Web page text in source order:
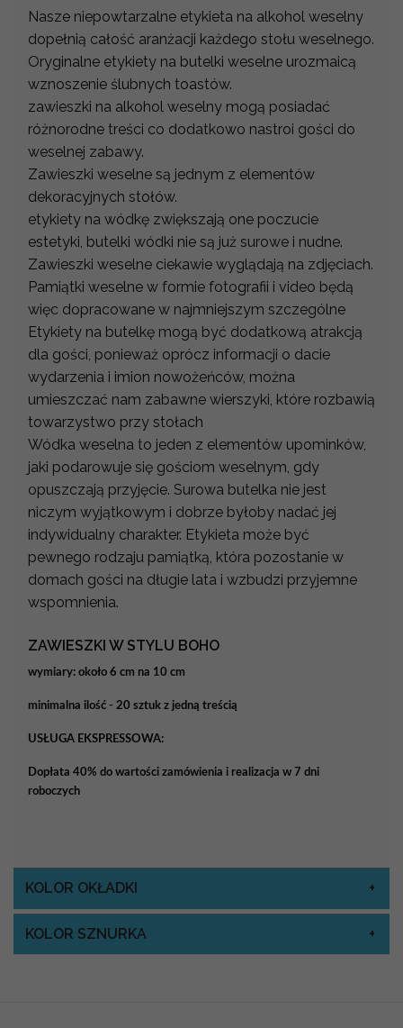
Nasze niepowtarzalne etykieta na alkohol weselny
dopełnią całość aranżacji każdego stołu weselnego.
Oryginalne etykiety na butelki weselne urozmaicą
wznoszenie ślubnych toastów.
zawieszki na alkohol weselny mogą posiadać
różnorodne treści co dodatkowo nastroi gości do
weselnej zabawy.
Zawieszki weselne są jednym z elementów
dekoracyjnych stołów.
etykiety na wódkę zwiększają one poczucie
estetyki, butelki wódki nie są już surowe i nudne.
Zawieszki weselne ciekawie wyglądają na zdjęciach.
Pamiątki weselne w formie fotografii i video będą
więc dopracowane w najmniejszym szczególne
Etykiety na butelkę mogą być dodatkową atrakcją
dla gości, ponieważ oprócz informacji o dacie
wydarzenia i imion nowożeńców, można
umieszczać nam zabawne wierszyki, które rozbawią
towarzystwo przy stołach
Wódka weselna to jeden z elementów upominków,
jaki podarowuje się gościom weselnym, gdy
opuszczają przyjęcie. Surowa butelka nie jest
niczym wyjątkowym i dobrze byłoby nadać jej
indywidualny charakter. Etykieta może być
pewnego rodzaju pamiątką, która pozostanie w
domach gości na długie lata i wzbudzi przyjemne
wspomnienia.
ZAWIESZKI W STYLU BOHO
wymiary: około 6 cm na 10 cm
minimalna ilość - 20 sztuk z jedną treścią
USŁUGA EKSPRESSOWA:
Dopłata 40% do wartości zamówienia i realizacja w 7 dni
roboczych
KOLOR OKŁADKI
KOLOR SZNURKA